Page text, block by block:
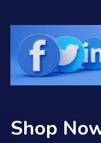
Shop